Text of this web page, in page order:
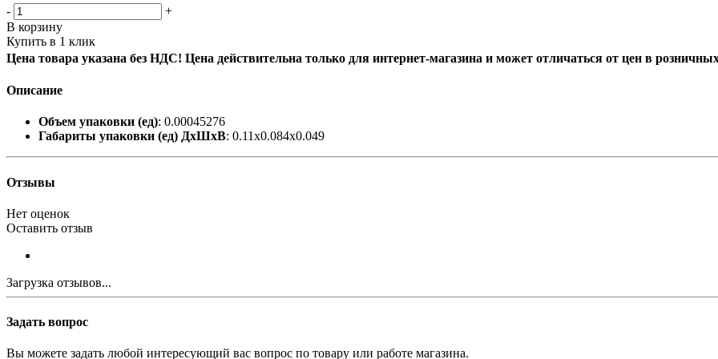
-
+
В корзину
Купить в 1 клик
Цена товара указана без НДС! Цена действительна только для интернет-магазина и может отличаться от цен в
Описание
Объем упаковки (ед): 0.00045276
Габариты упаковки (ед) ДхШхВ: 0.11x0.084x0.049
Отзывы
Нет оценок
Оставить отзыв
Загрузка отзывов...
Задать вопрос
Вы можете задать любой интересующий вас вопрос по товару или работе магазина.